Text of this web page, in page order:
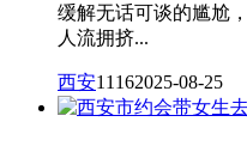
缓解无话可谈的尴尬
人流拥挤...
西安11162025-08-25